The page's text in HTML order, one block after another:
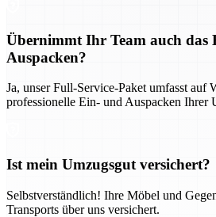
Übernimmt Ihr Team auch das
Auspacken?
Ja, unser Full-Service-Paket umfasst auf
professionelle Ein- und Auspacken Ihrer
Ist mein Umzugsgut versichert?
Selbstverständlich! Ihre Möbel und
Transports über uns versichert.